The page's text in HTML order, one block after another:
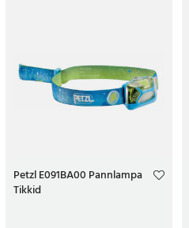
Petzl E091BA00 Pannlampa
Tikkid